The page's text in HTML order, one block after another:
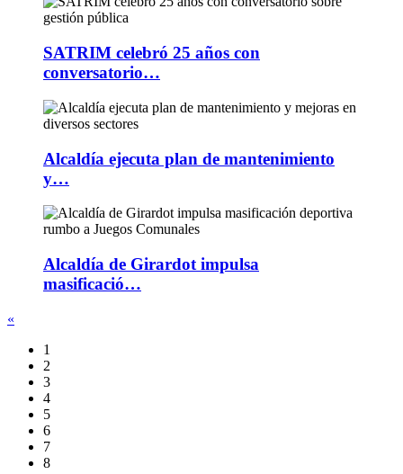
SATRIM celebró 25 años con
conversatorio…
Alcaldía ejecuta plan de mantenimiento
y…
Alcaldía de Girardot impulsa
masificació…
«
1
2
3
4
5
6
7
8